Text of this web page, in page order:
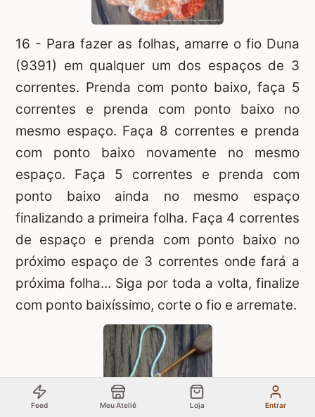
16 - Para fazer as folhas, amarre o fio Duna
(9391) em qualquer um dos espaços de 3
correntes. Prenda com ponto baixo, faça 5
correntes e prenda com ponto baixo no
mesmo espaço. Faça 8 correntes e prenda
com ponto baixo novamente no mesmo
espaço. Faça 5 correntes e prenda com
ponto baixo ainda no mesmo espaço
finalizando a primeira folha. Faça 4 correntes
de espaço e prenda com ponto baixo no
próximo espaço de 3 correntes onde fará a
próxima folha... Siga por toda a volta, finalize
com ponto baixíssimo, corte o fio e arremate.
Feed Meu Ateliê Loja Entrar